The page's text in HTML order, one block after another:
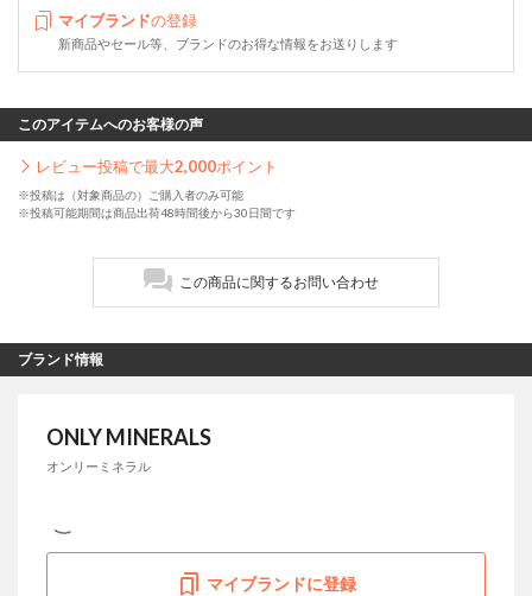
マイブランドの登録
新商品やセール等、ブランドのお得な情報をお送りします
このアイテムへのお客様の声
レビュー投稿で最大2,000ポイント
※投稿は（対象商品の）ご購入者のみ可能
※投稿可能期間は商品出荷48時間後から30日間です
この商品に関するお問い合わせ
ブランド情報
ONLY MINERALS
オンリーミネラル
マイブランドに登録